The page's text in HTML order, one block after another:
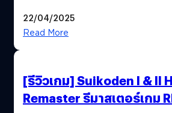
22/04/2025
Read More
[รีวิวเกม] Suikoden I & II
Remaster รีมาสเตอร์เกม